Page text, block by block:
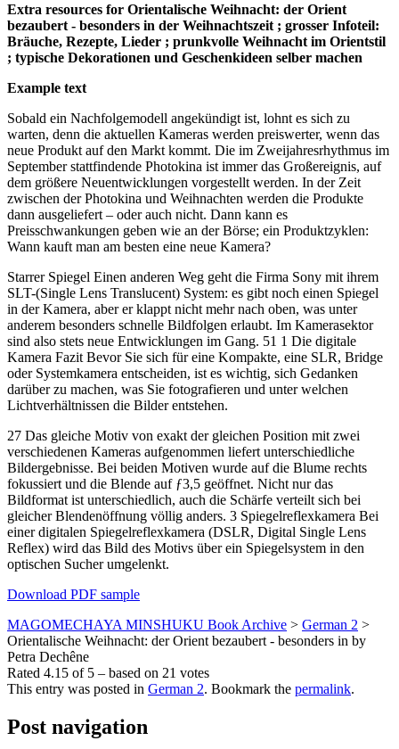
Extra resources for Orientalische Weihnacht: der Orient
bezaubert - besonders in der Weihnachtszeit ; grosser Infoteil:
Bräuche, Rezepte, Lieder ; prunkvolle Weihnacht im Orientstil
; typische Dekorationen und Geschenkideen selber machen
Example text
Sobald ein Nachfolgemodell angekündigt ist, lohnt es sich zu
warten, denn die aktuellen Kameras werden preiswerter, wenn das
neue Produkt auf den Markt kommt. Die im Zweijahresrhythmus im
September stattfindende Photokina ist immer das Großereignis, auf
dem größere Neuentwicklungen vorgestellt werden. In der Zeit
zwischen der Photokina und Weihnachten werden die Produkte
dann ausgeliefert – oder auch nicht. Dann kann es
Preisschwankungen geben wie an der Börse; ein Produktzyklen:
Wann kauft man am ­besten eine neue Kamera?
Starrer Spiegel Einen anderen Weg geht die Firma Sony mit ihrem
SLT-(Single Lens Translucent) System: es gibt noch einen Spiegel
in der Kamera, aber er klappt nicht mehr nach oben, was unter
anderem besonders schnelle Bildfolgen erlaubt. Im Kamerasektor
sind also stets neue Entwicklungen im Gang. 51 1 Die digitale
Kamera Fazit Bevor Sie sich für eine Kompakte, eine SLR, Bridge
oder Systemkamera entscheiden, ist es wichtig, sich Gedanken
darüber zu machen, was Sie fotografieren und unter welchen
Lichtverhältnissen die Bilder entstehen.
27 Das gleiche Motiv von exakt der gleichen Position mit zwei
verschiedenen Kameras aufgenommen liefert unterschiedliche
Bildergebnisse. Bei beiden Motiven wurde auf die Blume rechts
fokussiert und die Blende auf ƒ3,5 geöffnet. Nicht nur das
Bildformat ist unterschiedlich, auch die Schärfe verteilt sich bei
gleicher Blendenöffnung völlig anders. 3 Spiegelreflexkamera Bei
einer digitalen Spiegelreflexkamera (DSLR, Digital Single Lens
Reflex) wird das Bild des Motivs über ein Spiegelsystem in den
optischen Sucher umgelenkt.
Download PDF sample
MAGOMECHAYA MINSHUKU Book Archive > German 2 >
Orientalische Weihnacht: der Orient bezaubert - besonders in by
Petra Dechêne
Rated 4.15 of 5 – based on 21 votes
This entry was posted in German 2. Bookmark the permalink.
Post navigation